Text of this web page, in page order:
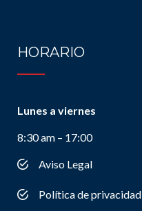
HORARIO
Lunes a viernes
8:30 am – 17:00
Aviso Legal
Política de privacidad